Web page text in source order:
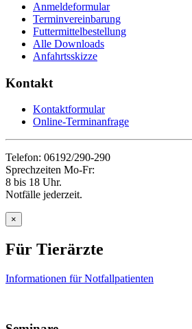
Anmeldeformular
Terminvereinbarung
Futtermittelbestellung
Alle Downloads
Anfahrtsskizze
Kontakt
Kontaktformular
Online-Terminanfrage
Telefon: 06192/290-290
Sprechzeiten Mo-Fr:
8 bis 18 Uhr.
Notfälle jederzeit.
×
Für Tierärzte
Informationen für Notfallpatienten